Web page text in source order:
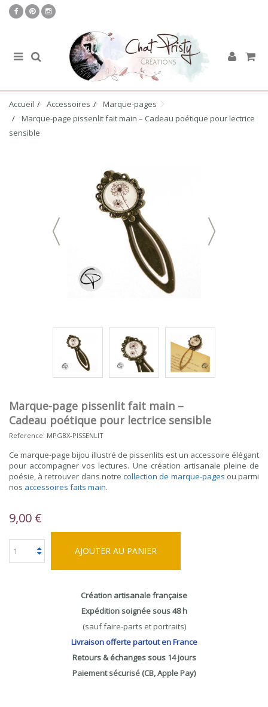
Accueil Accessoires
Marque-pages
Marque-page pissenlit fait main – Cadeau poétique pour lectrice
sensible
Marque-page pissenlit fait main –
Cadeau poétique pour lectrice sensible
Reference: MPGBX-PISSENLIT
Ce marque-page bijou illustré de pissenlits est un accessoire élégant
pour accompagner vos lectures. Une création artisanale pleine de
poésie, à retrouver dans notrecollection de marque-pages ou parmi
nos accessoires faits main.
9,00 €
AJOUTER AU PANIER
Création artisanale française
Expédition soignée sous 48 h
(sauf faire-parts et portraits)
Livraison offerte partout en France
Retours & échanges sous 14 jours
Paiement sécurisé (CB, Apple Pay)